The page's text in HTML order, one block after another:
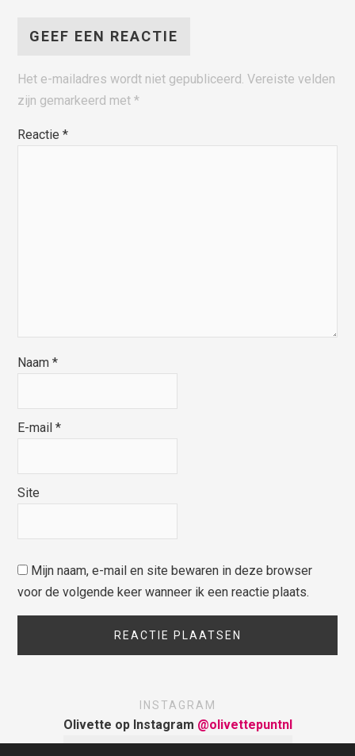
GEEF EEN REACTIE
Het e-mailadres wordt niet gepubliceerd. Vereiste velden
zijn gemarkeerd met*
Reactie*
Naam*
E-mail*
Site
Mijn naam, e-mail en site bewaren in deze browser
voor de volgende keer wanneer ik een reactie plaats.
INSTAGRAM
Olivette op Instagram @olivettepuntnl